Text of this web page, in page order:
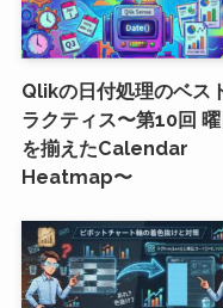
Qlikの日付処理のベス
ラクティス〜第10回 曜
を揃えたCalendar
Heatmap〜